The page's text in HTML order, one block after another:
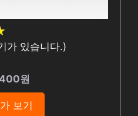
가 있습니다.)
원
보기